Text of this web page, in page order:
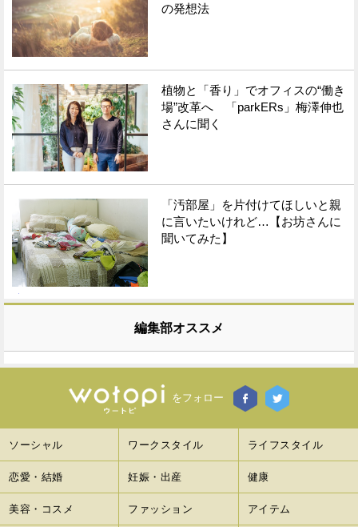
の発想法
植物と「香り」でオフィスの“働き
場”改革へ 「parkERs」梅澤伸也
さんに聞く
「汚部屋」を片付けてほしいと親
に言いたいけれど…【お坊さんに
聞いてみた】
編集部オススメ
をフォロー
ソーシャル ワークスタイル ライフスタイル
恋愛・結婚 妊娠・出産 健康
美容・コスメ ファッション アイテム